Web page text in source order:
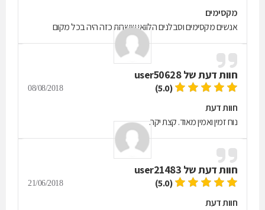
מקסימים
אנשים מקסימים וסבלנים הלוואי ששרות כזה היה בכל מקום
חוות דעת שלuser50628
(5.0)
08/08/2018
חוות דעת
נוח זמין ואמין מאוד. קצת יקר.
חוות דעת של user21483
(5.0)
21/06/2018
חוות דעת